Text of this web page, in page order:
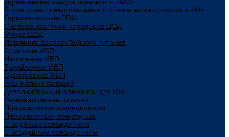
Блоки розеток вертикальные с общим мониторингом – «М»
Горизонтальные PDU
Система изоляции коридоров ЦОД
Микро ЦОД
Источники бесперебойного питания
Стоечные ИБП
Напольные ИБП
Трёхфазные ИБП
Однофазные ИБП
АКБ и блоки батарей
Дополнительные элементы для ИБП
Резервирование питания
Прецизионные кондиционеры
Прецизионные межрядные
С водяным охлаждением
С воздушным охлаждением